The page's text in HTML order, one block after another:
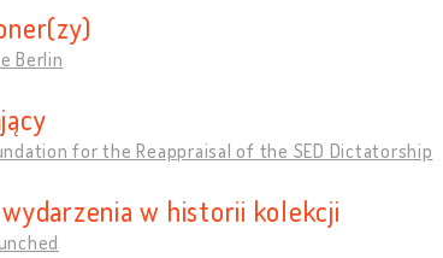
Berlin
for the Reappraisal of the SED Dictatorship
w historii kolekcji